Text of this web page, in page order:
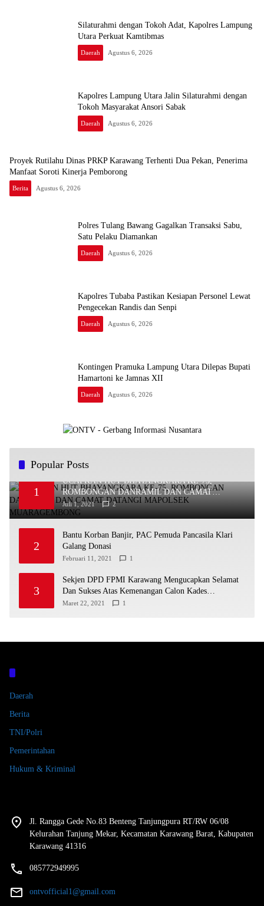
Silaturahmi dengan Tokoh Adat, Kapolres Lampung
Utara Perkuat Kamtibmas
Daerah Agustus 6, 2026
Kapolres Lampung Utara Jalin Silaturahmi dengan
Tokoh Masyarakat Ansori Sabak
Daerah Agustus 6, 2026
Proyek Rutilahu Dinas PRKP Karawang Terhenti Dua Pekan, Penerima
Manfaat Soroti Kinerja Pemborong
Berita Agustus 6, 2026
Polres Tulang Bawang Gagalkan Transaksi Sabu,
Satu Pelaku Diamankan
Daerah Agustus 6, 2026
Kapolres Tubaba Pastikan Kesiapan Personel Lewat
Pengecekan Randis dan Senpi
Daerah Agustus 6, 2026
Kontingen Pramuka Lampung Utara Dilepas Bupati
Hamartoni ke Jamnas XII
Daerah Agustus 6, 2026
Popular Posts
1
UCAPKAN HUT BHAYANGKARA KE-75,
ROMBONGAN DANRAMIL DAN CAMAT
DATANGI MAPOLSEK MUARAGEMBONG
Juli 1, 2021 2
2
Bantu Korban Banjir, PAC Pemuda Pancasila Klari
Galang Donasi
Februari 11, 2021 1
3
Sekjen DPD FPMI Karawang Mengucapkan Selamat
Dan Sukses Atas Kemenangan Calon Kades
Dayeuhluhur H.Sapin
Maret 22, 2021 1
Daerah
Berita
TNI/Polri
Pemerintahan
Hukum & Kriminal
Jl. Rangga Gede No.83 Benteng Tanjungpura RT/RW 06/08
Kelurahan Tanjung Mekar, Kecamatan Karawang Barat, Kabupaten
Karawang 41316
085772949995
ontvofficial1@gmail.com